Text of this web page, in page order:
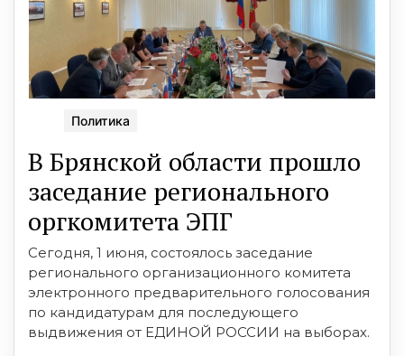
Политика
В Брянской области прошло
заседание регионального
оргкомитета ЭПГ
Сегодня, 1 июня, состоялось заседание
регионального организационного комитета
электронного предварительного голосования
по кандидатурам для последующего
выдвижения от ЕДИНОЙ РОССИИ на выборах.